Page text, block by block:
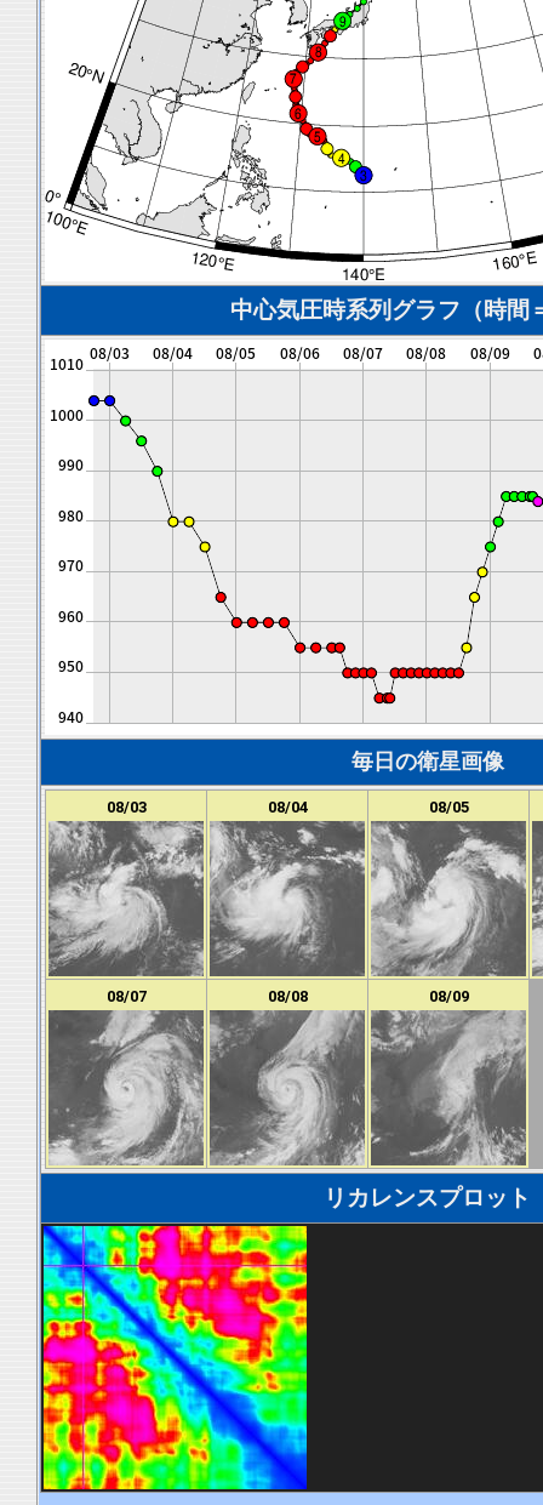
中心気圧時系列グラフ（時間
毎日の衛星画像
08/03 08/04 08/05
08/07 08/08 08/09
リカレンスプロット